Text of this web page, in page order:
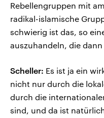
Rebellengruppen mit
radikal-islamische
schwierig ist das, so
auszuhandeln, die
Scheller: Es ist ja ein
nicht nur durch die
durch die
sind, und da ist